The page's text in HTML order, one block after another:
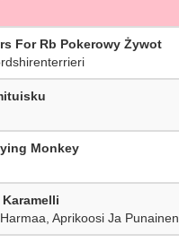
For Rb Pokerowy Żywot
Monkey
Aprikoosi Ja Punainen